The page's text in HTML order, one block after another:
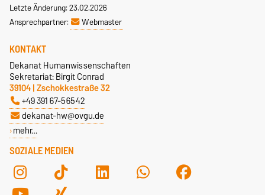
Letzte Änderung: 23.02.2026
Ansprechpartner:
Webmaster
SOZIALE MEDIEN
KONTAKT
Dekanat Humanwissenschaften
Sekretariat: Birgit Conrad
39104 | Zschokkestraße 32
+49 391 67-56542
dekanat-hw@ovgu.de
mehr…